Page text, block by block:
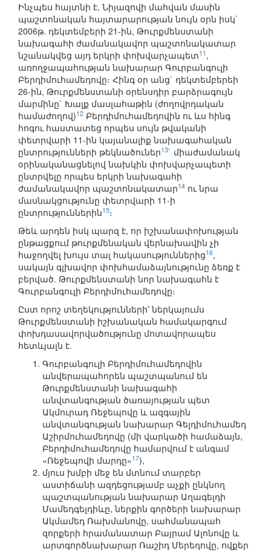
Ինչպես հայտնի է, Նիյազովի մահվան մասին
պաշտոնական հայտարարության նույն օրն իսկ`
2006թ. դեկտեմբերի 21-ին, Թուրքմենստանի
նախագահի ժամանակավոր պաշտոնակատար
նշանակվեց այդ երկրի փոխվարչապետ11 ,
առողջապահության նախարար Գուրբանգուլի
Բերդիմուհամեդովը։ Հինգ օր անց` դեկտեմբերեի
26-ին, Թուրքմենստանի օրենսդիր բարձրագույն
մարմինը` Խալք մասլահաթին (ժողովրդական
համաժողով)12 Բերդիմուհամեդովին ու ևս հինգ
հոգու հաստատեց որպես սույն թվականի
փետրվարի 11-ին կայանալիք նախագահական
ընտրությունների թեկնածուներ13` միաժամանակ
օրինականացնելով նախկին փոխվարչապետի
ընտրվելը որպես երկրի նախագահի
ժամանակավոր պաշտոնակատար14 ու նրա
մասնակցությունը փետրվարի 11-ի
ընտրություններին15։
Թեև արդեն իսկ պարզ է, որ իշխանափոխության
ընթացքում թուրքմենական վերնախավին չի
հաջողվել խույս տալ հակասություններից16,
սակայն գլխավոր փոխհամաձայնությունը ձեռք է
բերված. Թուրքմենստանի նոր նախագահն է
Գուրբանգուլի Բերդիմուհամեդովը։
Ըստ որոշ տեղեկությունների՝ ներկայումս
Թուրքմենստանի իշխանական համակարգում
փոխդասավորվածությունը մոտավորապես
հետևյալն է.
Գուրբանգուլի Բերդիմուհամեդովին
անվերապահորեն պաշտպանում են
Թուրքմենստանի նախագահի
անվտանգության ծառայության պետ
Ակմուրադ Ռեջեպովը և ազգային
անվտանգության նախարար Գելդիմուհամեդ
Աշիրմուհամեդովը (մի վարկածի համաձայն,
Բերդիմուհամեդովը համարվում է անգամ
«Ռեջեպովի մարդը»17),
մյուս խմբի մեջ են մտնում տարբեր
աստիճանի ազդեցությամբ աչքի ընկնող
պաշտպանության նախարար Աղագելդի
Մամեդգելդիևը, ներքին գործերի նախարար
Ակմամեդ Ռախմանովը, սահմանապահ
զորքերի հրամանատար Բայրամ Ալոնովը և
արտգործնախարար Ռաշիդ Մերեդովը, ովքեր